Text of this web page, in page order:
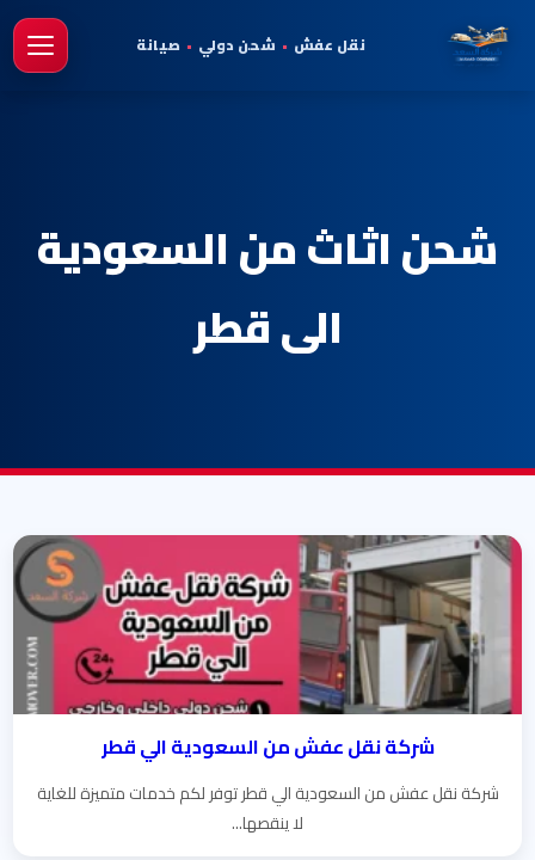
نقل عفش • شحن دولي • صيانة
شحن اثاث من السعودية
الى قطر
شركة نقل عفش من السعودية الي قطر
شركة نقل عفش من السعودية الي قطر توفر لكم خدمات متميزة للغاية
لا ينقصها...